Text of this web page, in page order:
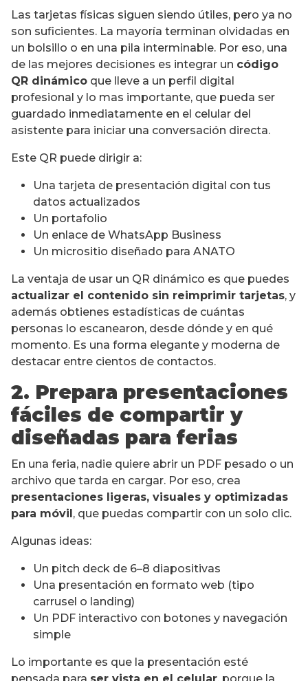
Las tarjetas físicas siguen siendo útiles, pero ya no
son suficientes. La mayoría terminan olvidadas en
un bolsillo o en una pila interminable. Por eso, una
de las mejores decisiones es integrar un código
QR dinámico que lleve a un perfil digital
profesional y lo mas importante, que pueda ser
guardado inmediatamente en el celular del
asistente para iniciar una conversación directa.
Este QR puede dirigir a:
Una tarjeta de presentación digital con tus
datos actualizados
Un portafolio
Un enlace de WhatsApp Business
Un micrositio diseñado para ANATO
La ventaja de usar un QR dinámico es que puedes
actualizar el contenido sin reimprimir tarjetas, y
además obtienes estadísticas de cuántas
personas lo escanearon, desde dónde y en qué
momento. Es una forma elegante y moderna de
destacar entre cientos de contactos.
2. Prepara presentaciones
fáciles de compartir y
diseñadas para ferias
En una feria, nadie quiere abrir un PDF pesado o un
archivo que tarda en cargar. Por eso, crea
presentaciones ligeras, visuales y optimizadas
para móvil, que puedas compartir con un solo clic.
Algunas ideas:
Un pitch deck de 6–8 diapositivas
Una presentación en formato web (tipo
carrusel o landing)
Un PDF interactivo con botones y navegación
simple
Lo importante es que la presentación esté